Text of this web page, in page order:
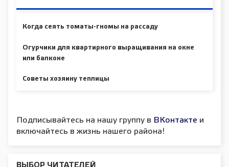
Когда сеять томаты-гномы на рассаду
Огурчики для квартирного выращивания на окне
или балконе
Советы хозяину теплицы
Подписывайтесь на нашу группу в ВКонтакте и
включайтесь в жизнь нашего района!